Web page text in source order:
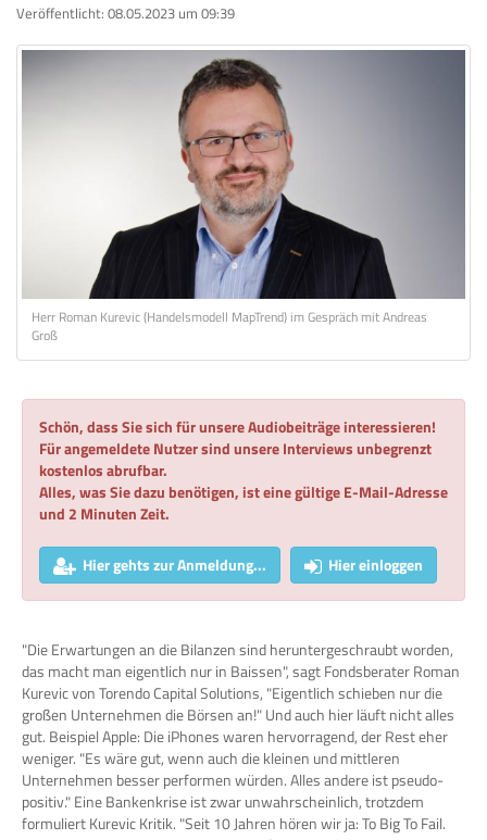
Veröffentlicht: 08.05.2023 um 09:39
Herr Roman Kurevic (Handelsmodell MapTrend) im Gespräch mit Andreas
Groß
Schön, dass Sie sich für unsere Audiobeiträge interessieren!
Für angemeldete Nutzer sind unsere Interviews unbegrenzt
kostenlos abrufbar.
Alles, was Sie dazu benötigen, ist eine gültige E-Mail-Adresse
und 2 Minuten Zeit.
Hier gehts zur Anmeldung... Hier einloggen
"Die Erwartungen an die Bilanzen sind heruntergeschraubt worden,
das macht man eigentlich nur in Baissen", sagt Fondsberater Roman
Kurevic von Torendo Capital Solutions, "Eigentlich schieben nur die
großen Unternehmen die Börsen an!" Und auch hier läuft nicht alles
gut. Beispiel Apple: Die iPhones waren hervorragend, der Rest eher
weniger. "Es wäre gut, wenn auch die kleinen und mittleren
Unternehmen besser performen würden. Alles andere ist pseudo-
positiv." Eine Bankenkrise ist zwar unwahrscheinlich, trotzdem
formuliert Kurevic Kritik. "Seit 10 Jahren hören wir ja: To Big To Fail.